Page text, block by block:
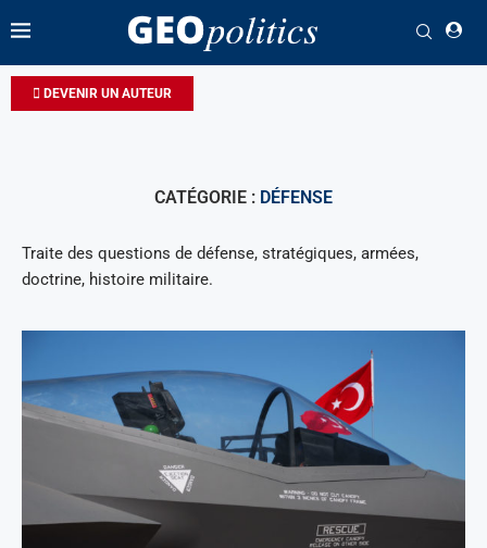
DEVENIR UN AUTEUR
CATÉGORIE : DÉFENSE
Traite des questions de défense, stratégiques, armées,
doctrine, histoire militaire.